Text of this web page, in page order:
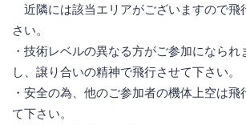
近隣には該当エリアがございますので飛
さい。
・技術レベルの異なる方がご参加になら
し、譲り合いの精神で飛行させて下さい。
・安全の為、他のご参加者の機体上空は飛
て下さい。